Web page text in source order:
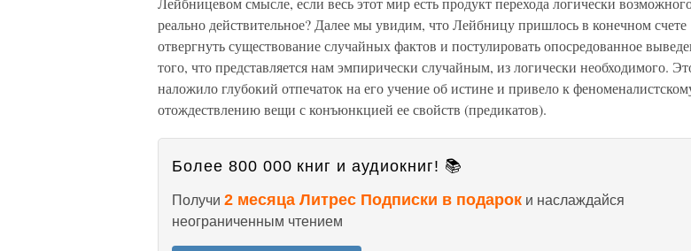
реально действительное? Далее мы увидим, что Лейбницу пришлось в конечном счете
отвергнуть существование случайных фактов и постулировать опосредованное
того, что представляется нам эмпирически случайным, из логически необходимого.
наложило глубокий отпечаток на его учение об истине и привело к
отождествлению вещи с конъюнкцией ее свойств (предикатов).
Более 800 000 книг и аудиокниг! 📚
Получи 2 месяца Литрес Подписки в подарок и наслаждайся
неограниченным чтением